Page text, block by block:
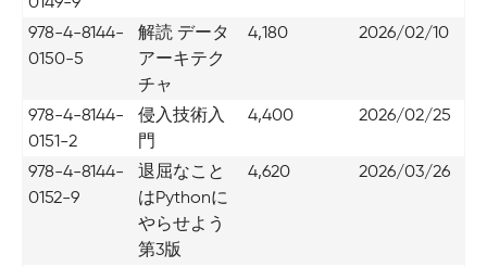
978-4-8144-
0150-5
解読 データ
アーキテク
チャ
4,180 2026/02/10
978-4-8144-
0151-2
侵入技術入
門
4,400 2026/02/25
978-4-8144-
0152-9
退屈なこと
はPythonに
やらせよう
第3版
4,620 2026/03/26